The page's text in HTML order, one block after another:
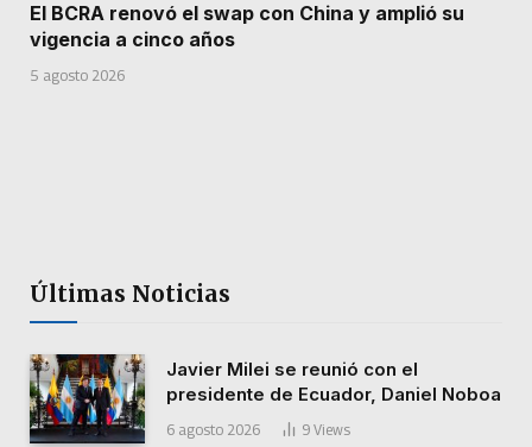
El BCRA renovó el swap con China y amplió su
vigencia a cinco años
5 agosto 2026
Últimas Noticias
Javier Milei se reunió con el
presidente de Ecuador, Daniel Noboa
6 agosto 2026 9 Views